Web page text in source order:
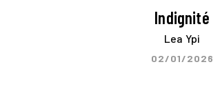
Indignité
Lea Ypi
02/01/2026